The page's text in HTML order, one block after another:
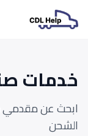
خدمات
ابحث عن مقدمي
الشحن